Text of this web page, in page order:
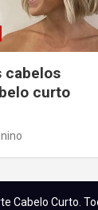
cabelos
curto